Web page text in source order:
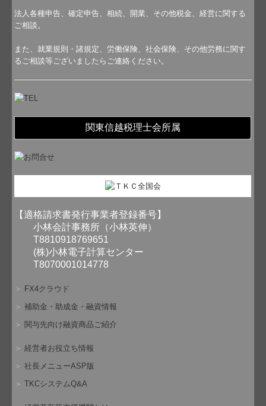
法人各種申告、確定申告、相続、開業、その他税金、経営に関する
ご相談。
また、就業規則・諸規定、労働保険、社会保険、その他労務に関す
るご相談等ございましたらご連絡ください。
関東信越税理士会所属
【適格請求書発行事業者登録番号】
小林会計事務所（小林英伸）
T8810918769651
(株)小林電子計算センター
T8070001014778
＞
FX4クラウド
＞ 補助金・助成金・融資情報
＞ 関与先向け融資商品ご紹介
＞ 経営者お役立ち情報
＞ 社長メニューASP版
＞ TKCシステムQ&A